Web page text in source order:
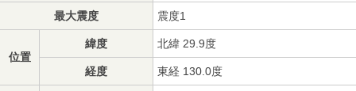
最大震度 震度1
位置
緯度 北緯 29.9度
経度 東経 130.0度